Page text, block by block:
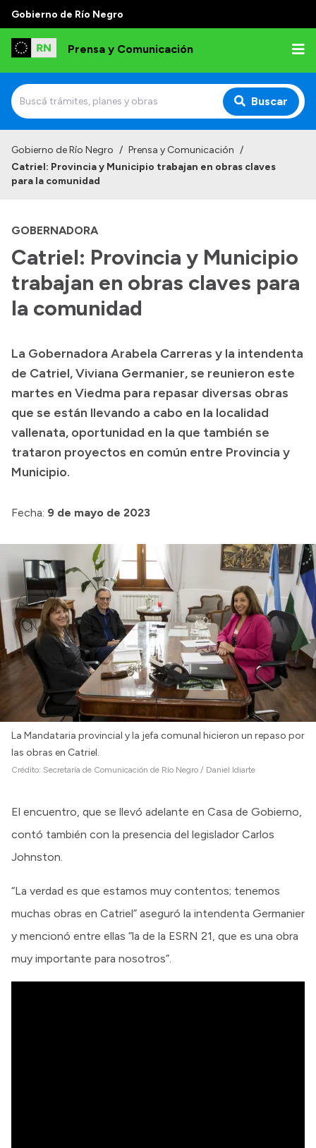
Gobierno de Río Negro
Prensa y Comunicación
Buscar
Institucional
Referentes de prensa
Archivo de noticias
Transparencia
Boletín Oficial
Compras y licitaciones
Consulta de expedientes
Consulta de pago a proveedores
Convocatorias
Intranet
Gobierno de Río Negro / Prensa y Comunicación /
Catriel: Provincia y Municipio trabajan en obras claves
para la comunidad
GOBERNADORA
Catriel: Provincia y Municipio
trabajan en obras claves para
la comunidad
La Gobernadora Arabela Carreras y la intendenta
de Catriel, Viviana Germanier, se reunieron este
martes en Viedma para repasar diversas obras
que se están llevando a cabo en la localidad
vallenata, oportunidad en la que también se
trataron proyectos en común entre Provincia y
Municipio.
Fecha: 9 de mayo de 2023
La Mandataria provincial y la jefa comunal hicieron un repaso por
las obras en Catriel.
Crédito: Secretaría de Comunicación de Río Negro / Daniel Idiarte
El encuentro, que se llevó adelante en Casa de Gobierno,
contó también con la presencia del legislador Carlos
Johnston.
“La verdad es que estamos muy contentos; tenemos
muchas obras en Catriel” aseguró la intendenta Germanier
y mencionó entre ellas “la de la ESRN 21, que es una obra
muy importante para nosotros”.